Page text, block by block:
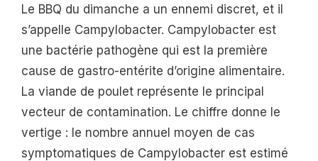
Le BBQ du dimanche a un ennemi discret, et il
s’appelle Campylobacter. Campylobacter est
une bactérie pathogène qui est la première
cause de gastro-entérite d’origine alimentaire.
La viande de poulet représente le principal
vecteur de contamination. Le chiffre donne le
vertige : le nombre annuel moyen de cas
symptomatiques de Campylobacter est estimé